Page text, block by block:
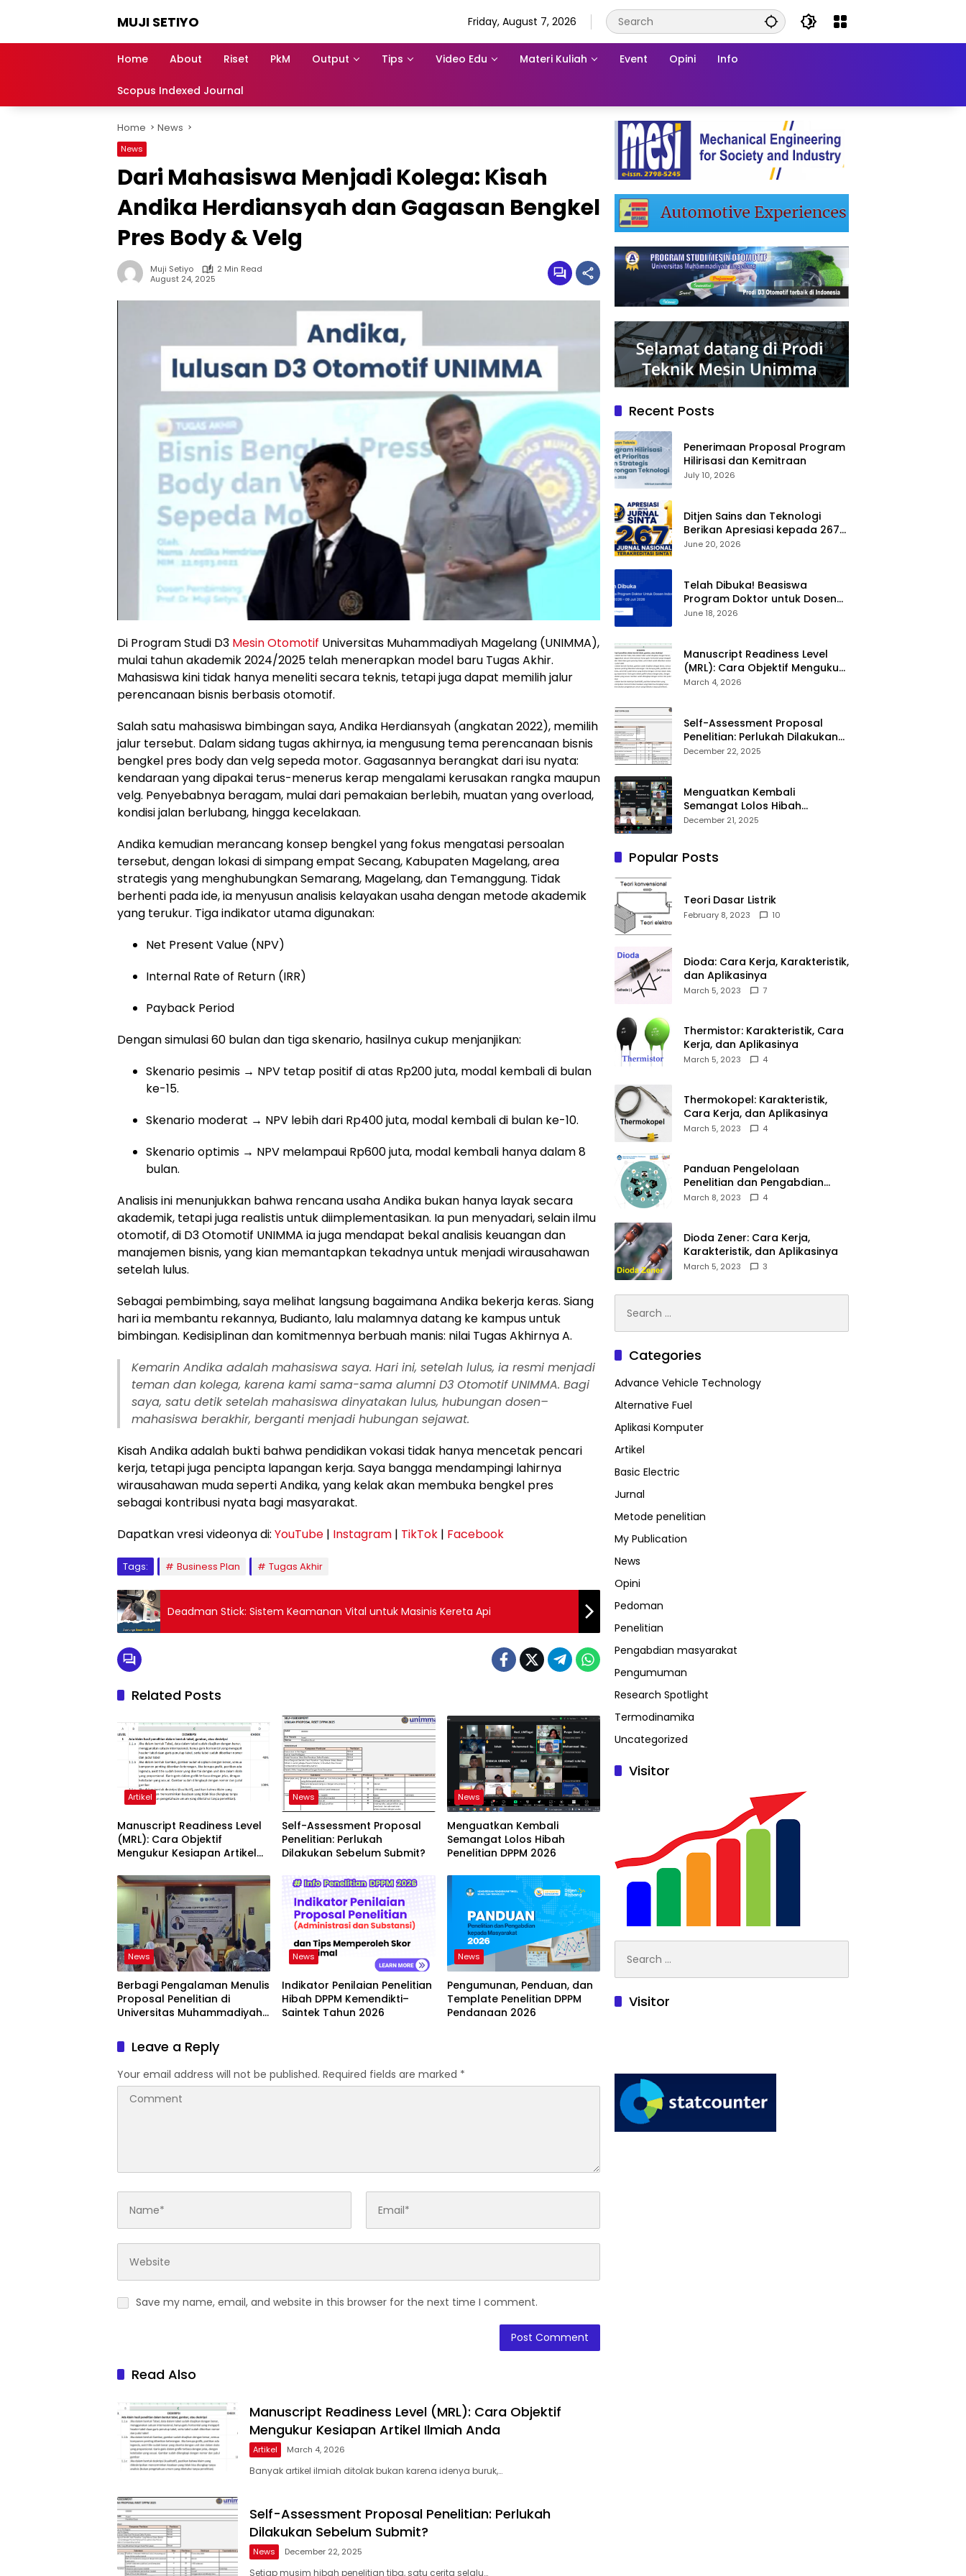
MUJI SETIYO
Bersama,
Friday, August 7, 2026
Home About Riset PkM Output Tips Video Edu Materi Kuliah Event Opini Info
Scopus Indexed Journal
Home News
News
Dari Mahasiswa Menjadi Kolega: Kisah
Andika Herdiansyah dan Gagasan Bengkel
Pres Body & Velg
Muji Setiyo
2 Min Read
August 24, 2025
Di Program Studi D3 Mesin Otomotif Universitas Muhammadiyah Magelang (UNIMMA),
mulai tahun akademik 2024/2025 telah menerapkan model baru Tugas Akhir.
Mahasiswa kini tidak hanya meneliti secara teknis, tetapi juga dapat memilih jalur
perencanaan bisnis berbasis otomotif.
Salah satu mahasiswa bimbingan saya, Andika Herdiansyah (angkatan 2022), memilih
jalur tersebut. Dalam sidang tugas akhirnya, ia mengusung tema perencanaan bisnis
bengkel pres body dan velg sepeda motor. Gagasannya berangkat dari isu nyata:
kendaraan yang dipakai terus-menerus kerap mengalami kerusakan rangka maupun
velg. Penyebabnya beragam, mulai dari pemakaian berlebih, muatan yang overload,
kondisi jalan berlubang, hingga kecelakaan.
Andika kemudian merancang konsep bengkel yang fokus mengatasi persoalan
tersebut, dengan lokasi di simpang empat Secang, Kabupaten Magelang, area
strategis yang menghubungkan Semarang, Magelang, dan Temanggung. Tidak
berhenti pada ide, ia menyusun analisis kelayakan usaha dengan metode akademik
yang terukur. Tiga indikator utama digunakan:
Net Present Value (NPV)
Internal Rate of Return (IRR)
Payback Period
Dengan simulasi 60 bulan dan tiga skenario, hasilnya cukup menjanjikan:
Skenario pesimis → NPV tetap positif di atas Rp200 juta, modal kembali di bulan
ke-15.
Skenario moderat → NPV lebih dari Rp400 juta, modal kembali di bulan ke-10.
Skenario optimis → NPV melampaui Rp600 juta, modal kembali hanya dalam 8
bulan.
Analisis ini menunjukkan bahwa rencana usaha Andika bukan hanya layak secara
akademik, tetapi juga realistis untuk diimplementasikan. Ia pun menyadari, selain ilmu
otomotif, di D3 Otomotif UNIMMA ia juga mendapat bekal analisis keuangan dan
manajemen bisnis, yang kian memantapkan tekadnya untuk menjadi wirausahawan
setelah lulus.
Sebagai pembimbing, saya melihat langsung bagaimana Andika bekerja keras. Siang
hari ia membantu rekannya, Budianto, lalu malamnya datang ke kampus untuk
bimbingan. Kedisiplinan dan komitmennya berbuah manis: nilai Tugas Akhirnya A.
Kemarin Andika adalah mahasiswa saya. Hari ini, setelah lulus, ia resmi menjadi
teman dan kolega, karena kami sama-sama alumni D3 Otomotif UNIMMA. Bagi
saya, satu detik setelah mahasiswa dinyatakan lulus, hubungan dosen–
mahasiswa berakhir, berganti menjadi hubungan sejawat.
Kisah Andika adalah bukti bahwa pendidikan vokasi tidak hanya mencetak pencari
kerja, tetapi juga pencipta lapangan kerja. Saya bangga mendampingi lahirnya
wirausahawan muda seperti Andika, yang kelak akan membuka bengkel pres
sebagai kontribusi nyata bagi masyarakat.
Dapatkan vresi videonya di: YouTube | Instagram | TikTok | Facebook
Tags: Business Plan Tugas Akhir
Deadman Stick: Sistem Keamanan Vital untuk Masinis Kereta Api
Related Posts
Artikel
Manuscript Readiness Level
(MRL): Cara Objektif
Mengukur Kesiapan Artikel
News
Self-Assessment Proposal
Penelitian: Perlukah
Dilakukan Sebelum Submit?
News
Menguatkan Kembali
Semangat Lolos Hibah
Penelitian DPPM 2026
News
Berbagi Pengalaman Menulis
Proposal Penelitian di
Universitas Muhammadiyah
News
Indikator Penilaian Penelitian
Hibah DPPM Kemendikti–
Saintek Tahun 2026
News
Pengumunan, Penduan, dan
Template Penelitian DPPM
Pendanaan 2026
Leave a Reply
Your email address will not be published. Required fields are marked *
Save my name, email, and website in this browser for the next time I comment.
Read Also
Manuscript Readiness Level (MRL): Cara Objektif
Mengukur Kesiapan Artikel Ilmiah Anda
Artikel March 4, 2026
Banyak artikel ilmiah ditolak bukan karena idenya buruk,…
Self-Assessment Proposal Penelitian: Perlukah
Dilakukan Sebelum Submit?
News December 22, 2025
Setiap musim hibah penelitian tiba, satu cerita selalu…
Recent Posts
Penerimaan Proposal Program
Hilirisasi dan Kemitraan
July 10, 2026
Ditjen Sains dan Teknologi
Berikan Apresiasi kepada 267
Jurnal Nasional Terakreditasi
June 20, 2026
Telah Dibuka! Beasiswa
Program Doktor untuk Dosen
Indonesia (BPDDI) 2026
June 18, 2026
Manuscript Readiness Level
(MRL): Cara Objektif Mengukur
Kesiapan Artikel Ilmiah Anda
March 4, 2026
Self-Assessment Proposal
Penelitian: Perlukah Dilakukan
Sebelum Submit?
December 22, 2025
Menguatkan Kembali
Semangat Lolos Hibah
Penelitian DPPM 2026
December 21, 2025
Popular Posts
Teori Dasar Listrik
February 8, 2023 10
Dioda: Cara Kerja, Karakteristik,
dan Aplikasinya
March 5, 2023 7
Thermistor: Karakteristik, Cara
Kerja, dan Aplikasinya
March 5, 2023 4
Thermokopel: Karakteristik,
Cara Kerja, dan Aplikasinya
March 5, 2023 4
Panduan Pengelolaan
Penelitian dan Pengabdian
Kepada Masyarakat Tahun
March 8, 2023 4
Dioda Zener: Cara Kerja,
Karakteristik, dan Aplikasinya
March 5, 2023 3
for:
Categories
Advance Vehicle Technology
Alternative Fuel
Aplikasi Komputer
Artikel
Basic Electric
Jurnal
Metode penelitian
My Publication
News
Opini
Pedoman
Penelitian
Pengabdian masyarakat
Pengumuman
Research Spotlight
Termodinamika
Uncategorized
Visitor
for:
Visitor